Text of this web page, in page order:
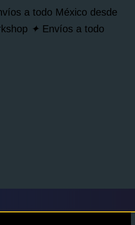
a todo México desde
✦ Envíos a todo